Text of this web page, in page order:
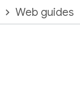
Web guides